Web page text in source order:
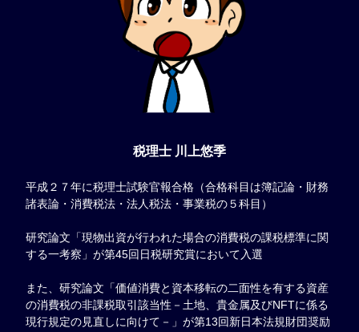
税理士 川上悠季
平成２７年に税理士試験官報合格（合格科目は簿記論・財務
諸表論・消費税法・法人税法・事業税の５科目）
研究論文「現物出資が行われた場合の消費税の課税標準に関
する一考察」が第45回日税研究賞において入選
また、研究論文「価値消費と資本移転の二面性を有する資産
の消費税の非課税取引該当性－土地、貴金属及びNFTに係る
現行規定の見直しに向けて－」が第13回新日本法規財団奨励